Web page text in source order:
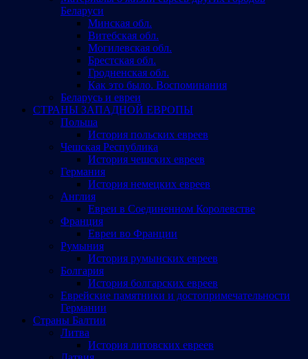
Беларуси
Минская обл.
Витебская обл.
Могилевская обл.
Брестская обл.
Гродненская обл.
Как это было. Воспоминания
Беларусь и евреи
СТРАНЫ ЗАПАДНОЙ ЕВРОПЫ
Польша
История польских евреев
Чешская Республика
История чешских евреев
Германия
История немецких евреев
Англия
Евреи в Соединенном Королевстве
Франция
Евреи во Франции
Румыния
История румынских евреев
Болгария
История болгарских евреев
Еврейские памятники и достопримечательности
Германии
Страны Балтии
Литва
История литовских евреев